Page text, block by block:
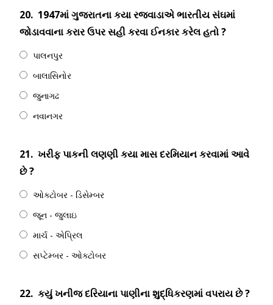
20. 1947માં ગુજરાતના કયા રજવાડાએ ભારતીય સંઘમાં
જોડાવવાના કરાર ઉપર સહી કરવા ઈનકાર કરેલ હતો ?
પાલનપુર
બાલાસિનોર
જુનાગઢ
નવાનગર
21. ખરીફ પાકની લણણી કયા માસ દરમિયાન કરવામાં આવે
છે ?
ઓક્ટોબર - ડિસેમ્બર
જૂન - જુલાઇ
માર્ચ - એપ્રિલ
સપ્ટેમ્બર - ઓક્ટોબર
22. કયું ખનીજ દરિયાના પાણીના શુદ્ધિકરણમાં વપરાય છે ?